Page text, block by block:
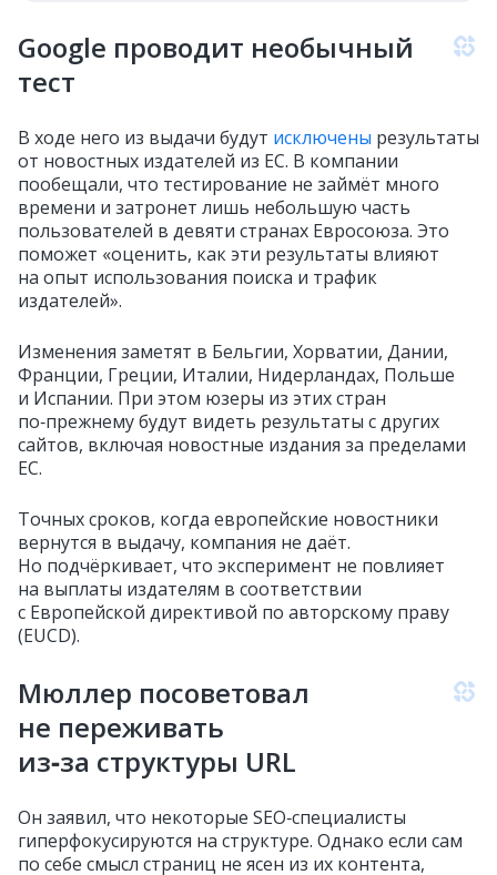
Google проводит необычный
тест
В ходе него из выдачи будут исключены результаты
от новостных издателей из ЕС. В компании
пообещали, что тестирование не займёт много
времени и затронет лишь небольшую часть
пользователей в девяти странах Евросоюза. Это
поможет «оценить, как эти результаты влияют
на опыт использования поиска и трафик
издателей».
Изменения заметят в Бельгии, Хорватии, Дании,
Франции, Греции, Италии, Нидерландах, Польше
и Испании. При этом юзеры из этих стран
по‑прежнему будут видеть результаты с других
сайтов, включая новостные издания за пределами
ЕС.
Точных сроков, когда европейские новостники
вернутся в выдачу, компания не даёт.
Но подчёркивает, что эксперимент не повлияет
на выплаты издателям в соответствии
с Европейской директивой по авторскому праву
(EUCD).
Мюллер посоветовал
не переживать
из‑за структуры URL
Он заявил, что некоторые SEO‑специалисты
гиперфокусируются на структуре. Однако если сам
по себе смысл страниц не ясен из их контента,